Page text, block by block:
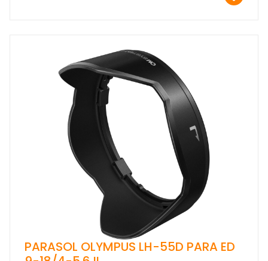
PARASOL OLYMPUS LH-55D PARA ED